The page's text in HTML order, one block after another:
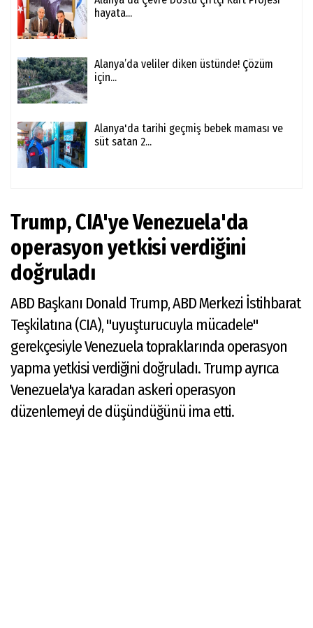
hayata...
Alanya’da veliler diken üstünde! Çözüm
için...
Alanya'da tarihi geçmiş bebek maması ve
süt satan 2...
Trump, CIA'ye Venezuela'da
operasyon yetkisi verdiğini
doğruladı
ABD Başkanı Donald Trump, ABD Merkezi İstihbarat
Teşkilatına (CIA), "uyuşturucuyla mücadele"
gerekçesiyle Venezuela topraklarında operasyon
yapma yetkisi verdiğini doğruladı. Trump ayrıca
Venezuela'ya karadan askeri operasyon
düzenlemeyi de düşündüğünü ima etti.